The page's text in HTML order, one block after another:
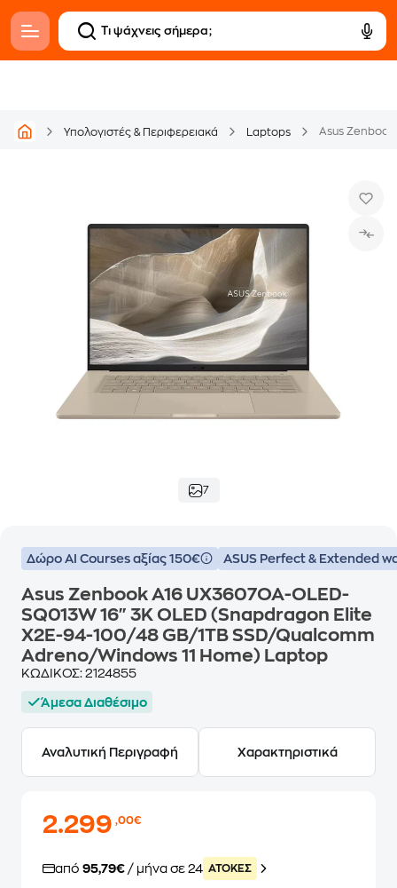
Υπολογιστές & Περιφερειακά Laptops
7
Δώρο ΑΙ Courses αξίας 150€ ASUS Perfect & Extended
Asus Zenbook A16 UX3607OA-OLED-
SQ013W 16" 3K OLED (Snapdragon Elite
X2E-94-100/48 GB/1TB SSD/Qualcomm
Adreno/Windows 11 Home) Laptop
ΚΩΔΙΚΟΣ: 2124855
Άμεσα Διαθέσιμο
Αναλυτική Περιγραφή Χαρακτηριστικά
2.299,00€
από 95,79€ / μήνα σε 24 ATOKEΣ